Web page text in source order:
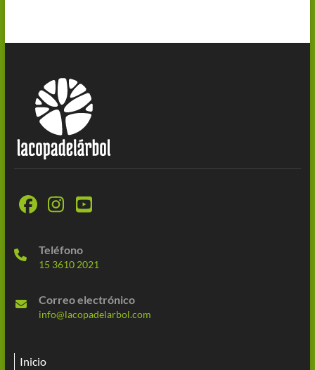
Teléfono
15 3610 2021
Correo electrónico
info@lacopadelarbol.com
Inicio